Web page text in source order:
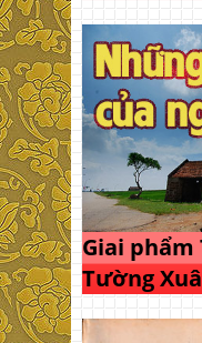
Giai phẩm
Tường